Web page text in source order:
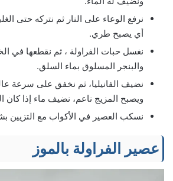
نرفع الوعاء على النار ثم نتركه حتى
أي يصبح طري.
نغسل حبات الفراولة ، ثم نقطعها في
والبنجر المسلوق بماء السلق.
نضيف الفانيليا، ثم نخفق على سرعة
ويصبح المزيج ناعم، نضيف ماء إذا كان
نسكب العصير في الأكواب مع التزيين
عصير الفراولة بالموز